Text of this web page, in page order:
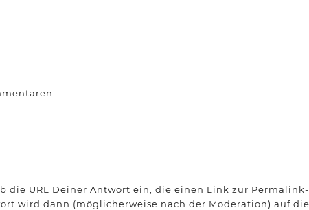
die URL Deiner Antwort ein, die einen Link zur Permalink-
wird dann (möglicherweise nach der Moderation) auf